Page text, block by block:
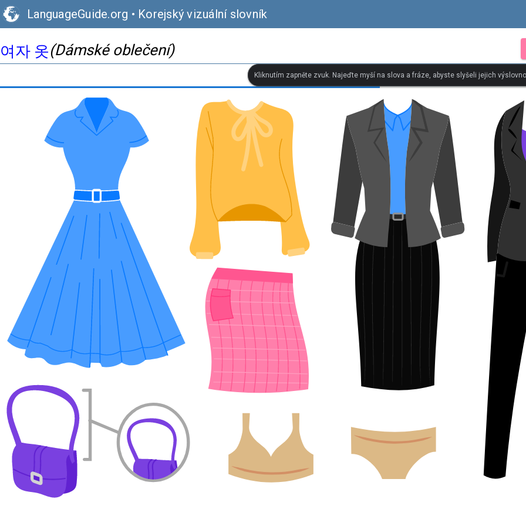
LanguageGuide.org • Korejský vizuální slovník
여자 옷(Dámské oblečení)
Kliknutím zapněte zvuk. Najeďte myší na slova a fráze, abyste slyšeli jejich